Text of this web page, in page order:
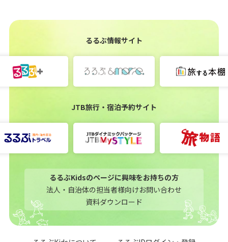
るるぶ情報サイト
JTB旅行・宿泊予約サイト
るるぶKidsのページに興味をお持ちの方
法人・自治体の担当者様向けお問い合わせ
資料ダウンロード